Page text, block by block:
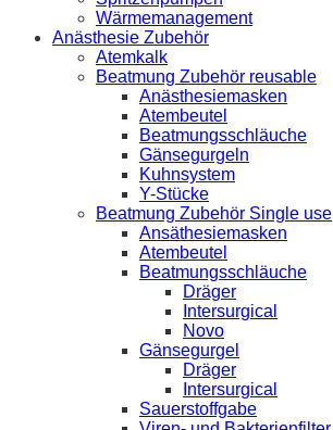
Wärmemanagement
Anästhesie Zubehör
Atemkalk
Beatmung Zubehör reusable
Anästhesiemasken
Atembeutel
Beatmungsschläuche
Gänsegurgeln
Kuhnsystem
Y-Stücke
Beatmung Zubehör Single use
Ansäthesiemasken
Atembeutel
Beatmungsschläuche
Dräger
Intersurgical
Novo
Gänsegurgel
Dräger
Intersurgical
Sauerstoffgabe